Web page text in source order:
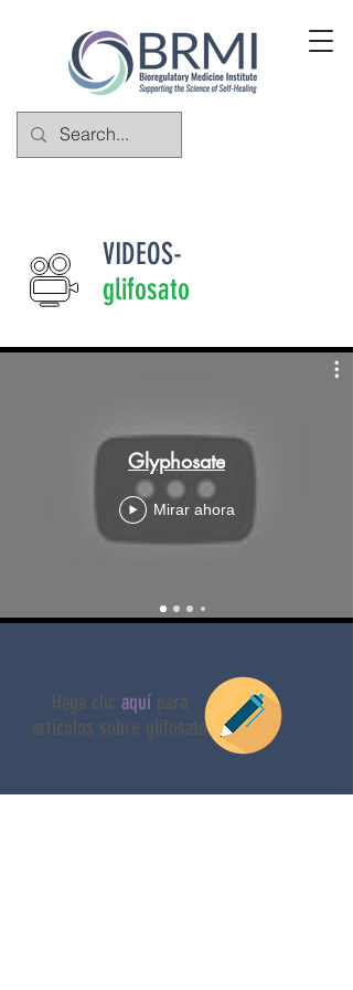
VIDEOS-
glifosato
Glyphosate
Mirar ahora
Haga clic aquí para
artículos sobre glifosato